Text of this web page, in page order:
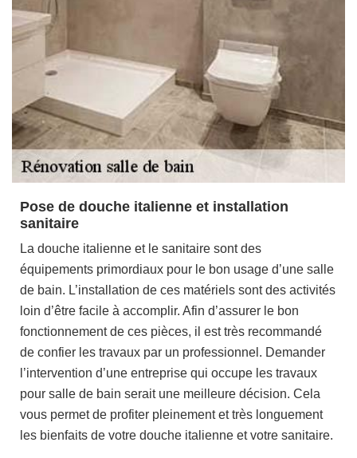
Pose de douche italienne et installation
sanitaire
La douche italienne et le sanitaire sont des
équipements primordiaux pour le bon usage d’une salle
de bain. L’installation de ces matériels sont des activités
loin d’être facile à accomplir. Afin d’assurer le bon
fonctionnement de ces pièces, il est très recommandé
de confier les travaux par un professionnel. Demander
l’intervention d’une entreprise qui occupe les travaux
pour salle de bain serait une meilleure décision. Cela
vous permet de profiter pleinement et très longuement
les bienfaits de votre douche italienne et votre sanitaire.